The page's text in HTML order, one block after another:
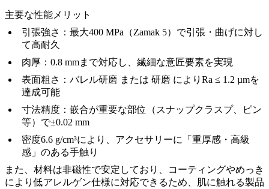
主要な性能メリット
引張強さ：最大400 MPa（Zamak 5）で引張・曲げに対し
て高耐久
肉厚：0.8 mmまで対応し、繊細な意匠要素を実現
表面粗さ： バレル研磨 または 研磨 によりRa ≤ 1.2 µmを
達成可能
寸法精度：嵌合が重要な部位（スナップクラスプ、ピン
等）で±0.02 mm
密度6.6 g/cm³により、アクセサリーに「重厚感・高級
感」のある手触り
また、材料は非磁性で安定しており、コーティングやめっき
により低アレルゲン仕様に対応できるため、肌に触れる製品